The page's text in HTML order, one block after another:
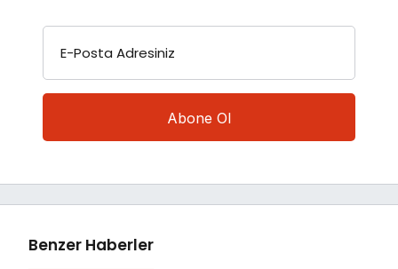
E-Posta Adresiniz
Benzer Haberler